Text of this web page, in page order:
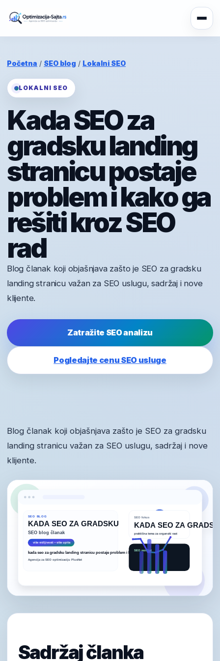
Početna / SEO blog / Lokalni SEO
LOKALNI SEO
Kada SEO za
gradsku landing
stranicu postaje
problem i kako ga
rešiti kroz SEO
rad
Blog članak koji objašnjava zašto je SEO za gradsku
landing stranicu važan za SEO uslugu, sadržaj i nove
klijente.
Zatražite SEO analizu
Pogledajte cenu SEO usluge
Blog članak koji objašnjava zašto je SEO za gradsku
landing stranicu važan za SEO uslugu, sadržaj i nove
klijente.
Sadržaj članka